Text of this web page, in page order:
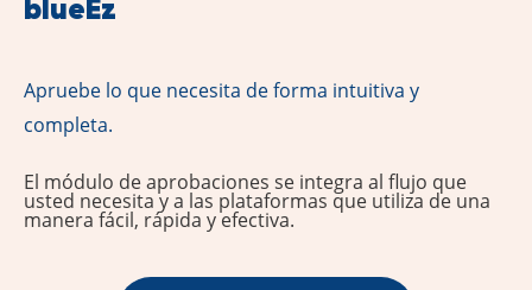
blueEz
Apruebe lo que necesita de forma intuitiva y
completa.
El módulo de aprobaciones se integra al flujo que
usted necesita y a las plataformas que utiliza de una
manera fácil, rápida y efectiva.